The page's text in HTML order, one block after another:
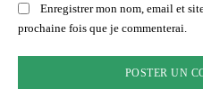
Enregistrer mon nom, email et
prochaine fois que je commenterai.